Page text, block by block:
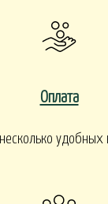
Оплата
удобных